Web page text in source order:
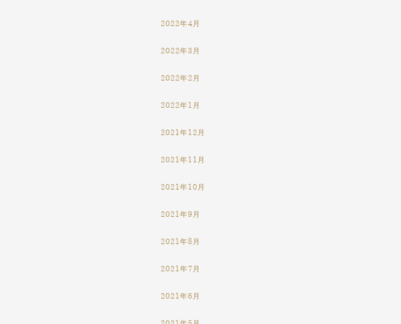
2022年4月
2022年3月
2022年2月
2022年1月
2021年12月
2021年11月
2021年10月
2021年9月
2021年8月
2021年7月
2021年6月